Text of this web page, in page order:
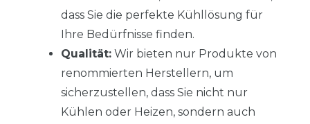
dass Sie die perfekte Kühllösung für
Ihre Bedürfnisse finden.
Qualität: Wir bieten nur Produkte von
renommierten Herstellern, um
sicherzustellen, dass Sie nicht nur
Kühlen oder Heizen, sondern auch